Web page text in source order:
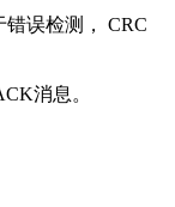
错误检测， CRC
消息。